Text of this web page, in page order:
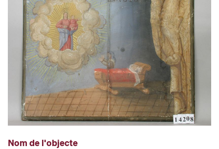
Nom de l'objecte